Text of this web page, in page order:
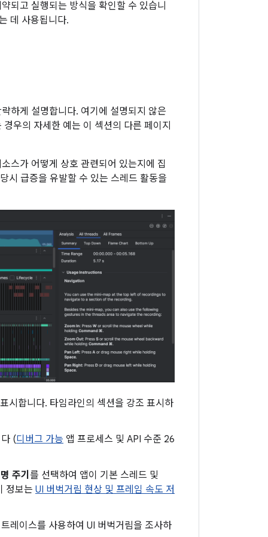
되고 실행되는 방식을 확인할 수 있습니
데 사용됩니다.
하게 설명합니다. 여기에 설명되지 않은
우의 자세한 예는 이 섹션의 다른 페이지
스가 어떻게 상호 관련되어 있는지에 집
시 급증을 유발할 수 있는 스레드 활동을
시합니다. 타임라인의 섹션을 강조 표시하
(디버그 가능 앱 프로세스 및 API 수준 26
주기 를 선택하여 앱이 기본 스레드 및
정보는 UI 버벅거림 현상 및 프레임 속도 저
레이스를 사용하여 UI 버벅거림을 조사하